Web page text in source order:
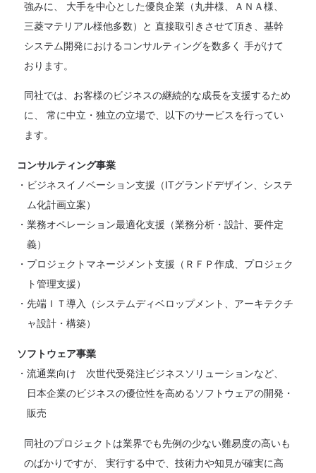
強みに、 大手を中心とした優良企業（丸井様、ＡＮＡ様、
三菱マテリアル様他多数）と 直接取引きさせて頂き、基幹
システム開発におけるコンサルティングを数多く 手がけて
おります。
同社では、お客様のビジネスの継続的な成長を支援するため
に、 常に中立・独立の立場で、以下のサービスを行ってい
ます。
コンサルティング事業
ビジネスイノベーション支援（ITグランドデザイン、システ
ム化計画立案）
業務オペレーション最適化支援（業務分析・設計、要件定
義）
プロジェクトマネージメント支援（ＲＦＰ作成、プロジェク
ト管理支援）
先端ＩＴ導入（システムディベロップメント、アーキテクチ
ャ設計・構築）
ソフトウェア事業
流通業向け 次世代受発注ビジネスソリューションなど、
日本企業のビジネスの優位性を高めるソフトウェアの開発・
販売
同社のプロジェクトは業界でも先例の少ない難易度の高いも
のばかりですが、 実行する中で、技術力や知見が確実に高